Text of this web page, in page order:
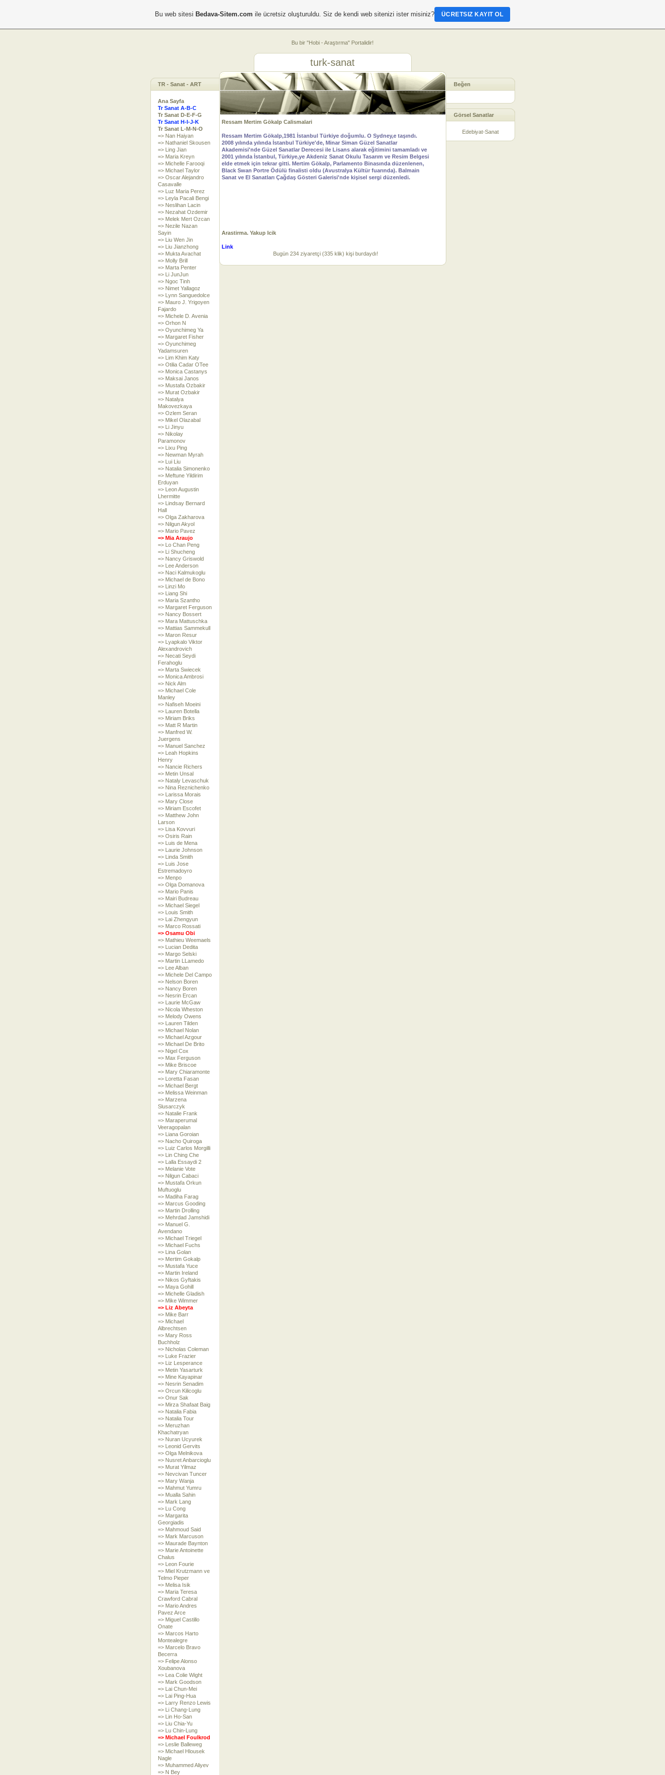
Bu bir "Hobi - Araştırma" Portalidir!
TR - Sanat - ART
Ana Sayfa
Tr Sanat A-B-C
Tr Sanat D-E-F-G
Tr Sanat H-I-J-K
Tr Sanat L-M-N-O
=> Nan Haiyan
=> Nathaniel Skousen
=> Ling Jian
=> Maria Kreyn
=> Michelle Farooqi
=> Michael Taylor
=> Oscar Alejandro
Casavalle
=> Luz Maria Perez
=> Leyla Pacali Bengi
=> Neslihan Lacin
=> Nezahat Ozdemir
=> Melek Mert Ozcan
=> Nezile Nazan
Sayin
=> Liu Wen Jin
=> Liu Jianzhong
=> Mukta Avachat
=> Molly Brill
=> Marta Penter
=> Li JunJun
=> Ngoc Tinh
=> Nimet Yallagoz
=> Lynn Sanguedolce
=> Mauro J. Yrigoyen
Fajardo
=> Michele D. Avenia
=> Orhon N
=> Oyunchimeg Ya
=> Margaret Fisher
=> Oyunchimeg
Yadamsuren
=> Lim Khim Katy
=> Otilia Cadar OTee
=> Monica Castanys
=> Maksai Janos
=> Mustafa Ozbakir
=> Murat Ozbakir
=> Natalya
Makovezkaya
=> Ozlem Seran
=> Mikel Olazabal
=> Li Jinyu
=> Nikolay
Paramonov
=> Lixu Ping
=> Newman Myrah
=> Lui Liu
=> Natalia Simonenko
=> Meftune Yildirim
Erduyan
=> Leon Augustin
Lhermitte
=> Lindsay Bernard
Hall
=> Olga Zakharova
=> Nilgun Akyol
=> Mario Pavez
=> Mia Araujo
=> Lo Chan Peng
=> Li Shucheng
=> Nancy Griswold
=> Lee Anderson
=> Naci Kalmukoglu
=> Michael de Bono
=> Linzi Mo
=> Liang Shi
=> Maria Szantho
=> Margaret Ferguson
=> Nancy Bossert
=> Mara Mattuschka
=> Mattias Sammekull
=> Maron Resur
=> Lyapkalo Viktor
Alexandrovich
=> Necati Seydi
Ferahoglu
=> Marta Swiecek
=> Monica Ambrosi
=> Nick Alm
=> Michael Cole
Manley
=> Nafiseh Moeini
=> Lauren Botella
=> Miriam Briks
=> Matt R Martin
=> Manfred W.
Juergens
=> Manuel Sanchez
=> Leah Hopkins
Henry
=> Nancie Richers
=> Metin Unsal
=> Nataly Levaschuk
=> Nina Reznichenko
=> Larissa Morais
=> Mary Close
=> Miriam Escofet
=> Matthew John
Larson
=> Lisa Kovvuri
=> Osiris Rain
=> Luis de Mena
=> Laurie Johnson
=> Linda Smith
=> Luis Jose
Estremadoyro
=> Menpo
=> Olga Domanova
=> Mario Panis
=> Mairi Budreau
=> Michael Siegel
=> Louis Smith
=> Lai Zhengyun
=> Marco Rossati
=> Osamu Obi
=> Mathieu Weemaels
=> Lucian Dedita
=> Margo Selski
=> Martin LLamedo
=> Lee Alban
=> Michele Del Campo
=> Nelson Boren
=> Nancy Boren
=> Nesrin Ercan
=> Laurie McGaw
=> Nicola Wheston
=> Melody Owens
=> Lauren Tilden
=> Michael Nolan
=> Michael Azgour
=> Michael De Brito
=> Nigel Cox
=> Max Ferguson
=> Mike Briscoe
=> Mary Chiaramonte
=> Loretta Fasan
=> Michael Bergt
=> Melissa Weinman
=> Marzena
Slusarczyk
=> Natalie Frank
=> Maraperumal
Veeragopalan
=> Liana Goroian
=> Nacho Quiroga
=> Luiz Carlos Morgilli
=> Lin Ching Che
=> Lalla Essaydi 2
=> Melanie Vote
=> Nilgun Cabaci
=> Mustafa Orkun
Muftuoglu
=> Madiha Farag
=> Marcus Gooding
=> Martin Drolling
=> Mehrdad Jamshidi
=> Manuel G.
Avendano
=> Michael Triegel
=> Michael Fuchs
=> Lina Golan
=> Mertim Gokalp
=> Mustafa Yuce
=> Martin Ireland
=> Nikos Gyftakis
=> Maya Gohill
=> Michelle Gladish
=> Mike Wimmer
=> Liz Abeyta
=> Mike Barr
=> Michael
Albrechtsen
=> Mary Ross
Buchholz
=> Nicholas Coleman
=> Luke Frazier
=> Liz Lesperance
=> Metin Yasarturk
=> Mine Kayapinar
=> Nesrin Senadim
=> Orcun Kilicoglu
=> Onur Sak
=> Mirza Shafaat Baig
=> Natalia Fabia
=> Natalia Tour
=> Meruzhan
Khachatryan
=> Nuran Ucyurek
=> Leonid Gervits
=> Olga Melnikova
=> Nusret Anbarcioglu
=> Murat Yilmaz
=> Nevcivan Tuncer
=> Mary Wanja
=> Mahmut Yumru
=> Mualla Sahin
=> Mark Lang
=> Lu Cong
=> Margarita
Georgiadis
=> Mahmoud Said
=> Mark Marcuson
=> Maurade Baynton
=> Marie Antoinette
Chalus
=> Leon Fourie
=> Miel Krutzmann ve
Telmo Pieper
=> Melisa Isik
=> Maria Teresa
Crawford Cabral
=> Mario Andres
Pavez Arce
=> Miguel Castillo
Onate
=> Marcos Harto
Montealegre
=> Marcelo Bravo
Becerra
=> Felipe Alonso
Xoubanova
=> Lea Colie Wight
=> Mark Goodson
=> Lai Chun-Mei
=> Lai Ping-Hua
=> Larry Renzo Lewis
=> Li Chang-Lung
=> Lin Ho-San
=> Liu Chia-Yu
=> Lu Chin-Lung
=> Michael Foulkrod
=> Leslie Balleweg
=> Michael Hlousek
Nagle
=> Muhammed Aliyev
=> N Bey
turk-sanat
Ressam Mertim Gökalp Calismalari
Ressam Mertim Gökalp,1981 İstanbul Türkiye doğumlu. O Sydney,e taşındı.
2008 yılında yılında İstanbul Türkiye'de, Minar Siman Güzel Sanatlar
Akademisi'nde Güzel Sanatlar Derecesi ile Lisans alarak eğitimini tamamladı ve
2001 yılında İstanbul, Türkiye,ye Akdeniz Sanat Okulu Tasarım ve Resim Belgesi
elde etmek için tekrar gitti. Mertim Gökalp, Parlamento Binasında düzenlenen,
Black Swan Portre Ödülü finalisti oldu (Avustralya Kültür fuarında). Balmain
Sanat ve El Sanatları Çağdaş Gösteri Galerisi'nde kişisel sergi düzenledi.
Arastirma. Yakup Icik
Link
Bugün 234 ziyaretçi (335 klik) kişi burdaydı!
Beğen
Görsel Sanatlar
Edebiyat-Sanat
Bu web sitesi Bedava-Sitem.com ile ücretsiz oluşturuldu. Siz de kendi web sitenizi ister misiniz? ÜCRETSIZ KAYIT OL